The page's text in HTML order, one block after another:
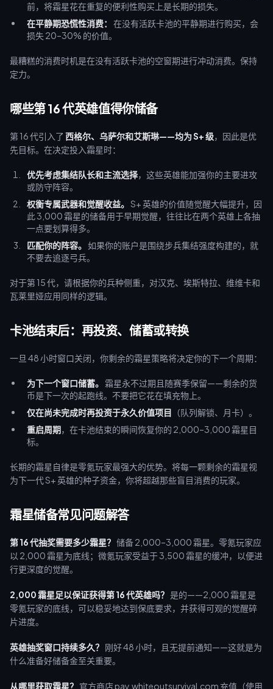
前，将霜星花在重复的便利性购买上是长期的损失。
在平静期恐慌性消费：
在没有活跃卡池的平静期进行购买，会
损失 20–30% 的价值。
最糟糕的消费时机是在没有活跃卡池的空窗期进行冲动消费。保持
定力。
哪些第 16 代英雄值得你储备
第 16 代引入了西格尔、乌萨尔和艾斯琳——均为 S+ 级，因此是优
先目标。在决定投入霜星时：
优先考虑集结队长和主流选择，这些英雄能加强你的主要进攻
或防守阵容。
权衡专属武器和觉醒收益。 S+ 英雄的价值随觉醒大幅提升，因
此 3,000 霜星的储备用于早期觉醒，往往比在两个英雄上各抽
一点要划算得多。
匹配你的阵容。 如果你的账户是围绕步兵集结强度构建的，就
不要去追逐弓兵。
对于第 15 代，请根据你的兵种侧重，对汉克、埃斯特拉、维维卡和
瓦莱里娅应用同样的逻辑。
卡池结束后：再投资、储蓄或转换
一旦 48 小时窗口关闭，你剩余的霜星策略将决定你的下一个周期：
为下一个窗口储蓄。
霜星永不过期且随赛季保留——剩余的货
币是下一次的起跑线。不要把它花在填充物上。
仅在尚未完成时再投资于永久价值项目 （队列解锁、月卡）。
重启周期，在卡池结束的瞬间恢复你的 2,000–3,000 霜星目
标。
长期的霜星自律是零氪玩家最强大的优势。将每一颗剩余的霜星视
为下一代 S+ 英雄的种子资金，你将超越那些盲目消费的玩家。
霜星储备常见问题解答
第 16 代抽奖需要多少霜星？ 储备 2,000–3,000 霜星。零氪玩家应
以 2,000 霜星为底线；微氪玩家受益于 3,500 霜星的缓冲，以便进
行更深度的觉醒。
2,000 霜星足以保证获得第 16 代英雄吗？ 是的——2,000 霜星是
零氪玩家的底线，可以稳妥地达到保底要求，并获得可观的觉醒碎
片进度。
英雄抽奖窗口持续多久？ 刚好 48 小时，且无提前通知——这就是为
什么准备好储备金至关重要。
从哪里获取霜星？ 官方商店 pay.whiteoutsurvival.com 充值（使用